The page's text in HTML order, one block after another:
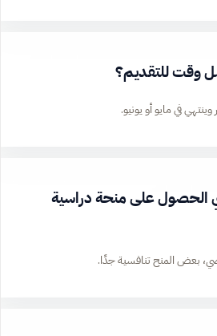
وقت للتقديم؟
وينتهي في مايو أو يونيو.
على منحة دراسية
بعض المنح تنافسية جدًا.